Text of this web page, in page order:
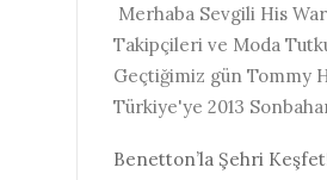
Merhaba Sevgili His
Takipçileri ve Moda
Geçtiğimiz gün Tommy
Türkiye'ye 2013
Benetton’la Şehri